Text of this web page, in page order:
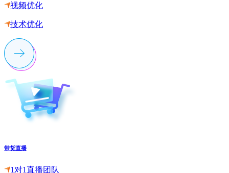
视频优化
技术优化
带货直播
1对1直播团队